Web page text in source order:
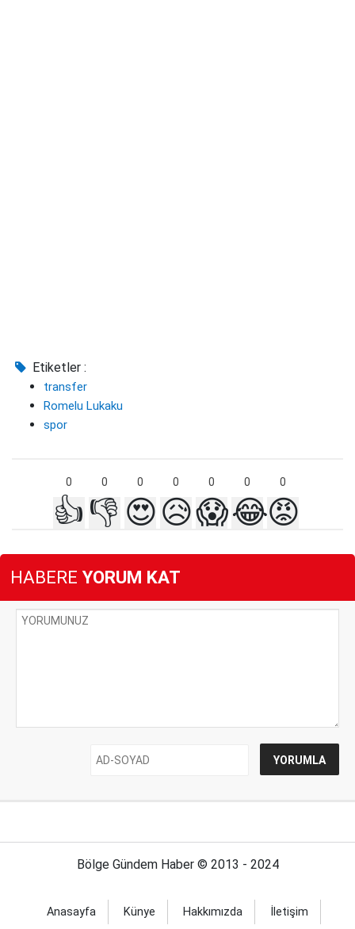
Etiketler :
transfer
Romelu Lukaku
spor
0 0 0 0 0 0 0
👍 👎 😍😥😱😂😡
HABERE YORUM KAT
Bölge Gündem Haber © 2013 - 2024
Anasayfa Künye Hakkımızda
İletişim